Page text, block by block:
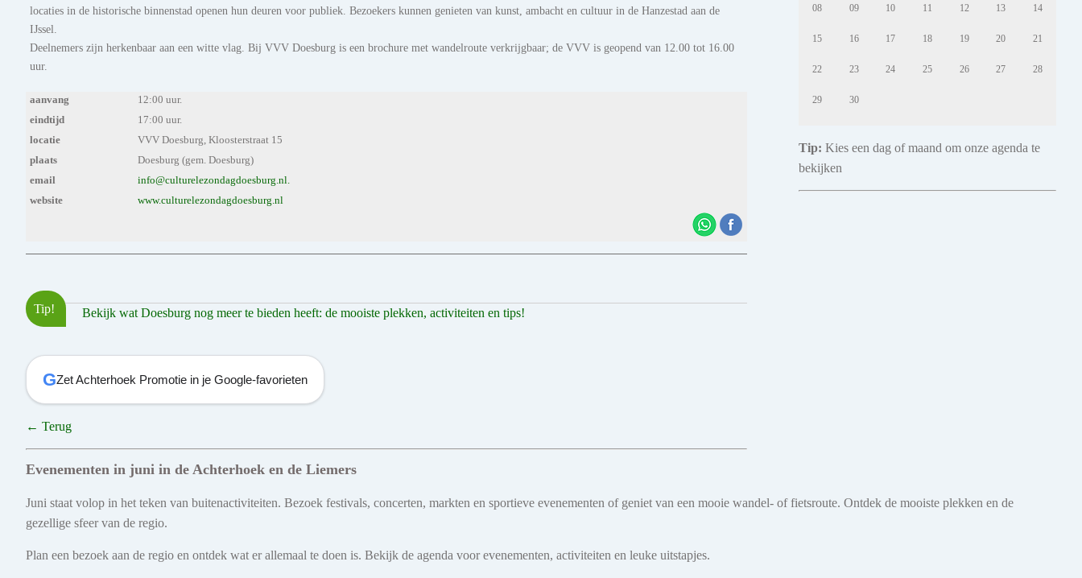
locaties in de historische binnenstad openen hun deuren voor publiek. Bezoekers kunnen genieten van kunst, ambacht en cultuur in de Hanzestad aan de
IJssel.
Deelnemers zijn herkenbaar aan een witte vlag. Bij VVV Doesburg is een brochure met wandelroute verkrijgbaar; de VVV is geopend van 12.00 tot 16.00
uur.
aanvang
12:00 uur.
eindtijd
17:00 uur.
locatie
VVV Doesburg, Kloosterstraat 15
plaats
Doesburg (gem. Doesburg)
email
info@culturelezondagdoesburg.nl.
website
www.culturelezondagdoesburg.nl
Tip! Bekijk wat Doesburg nog meer te bieden heeft: de mooiste plekken, activiteiten en tips!
GZet Achterhoek Promotie in je Google-favorieten
← Terug
08 09 10 11 12 13 14
15 16 17 18 19 20 21
22 23 24 25 26 27 28
29 30
Tip: Kies een dag of maand om onze agenda te
bekijken
Evenementen in juni in de Achterhoek en de Liemers
Juni staat volop in het teken van buitenactiviteiten. Bezoek festivals, concerten, markten en sportieve evenementen of geniet van een mooie wandel- of fietsroute. Ontdek de mooiste plekken en de
gezellige sfeer van de regio.
Plan een bezoek aan de regio en ontdek wat er allemaal te doen is. Bekijk de agenda voor evenementen, activiteiten en leuke uitstapjes.